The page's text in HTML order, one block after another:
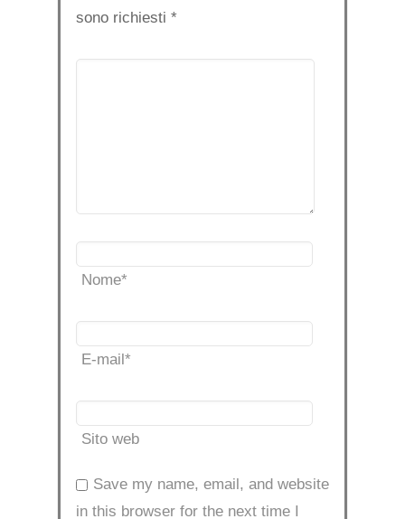
sono richiesti *
Nome*
E-mail*
Sito web
Save my name, email, and website
in this browser for the next time I